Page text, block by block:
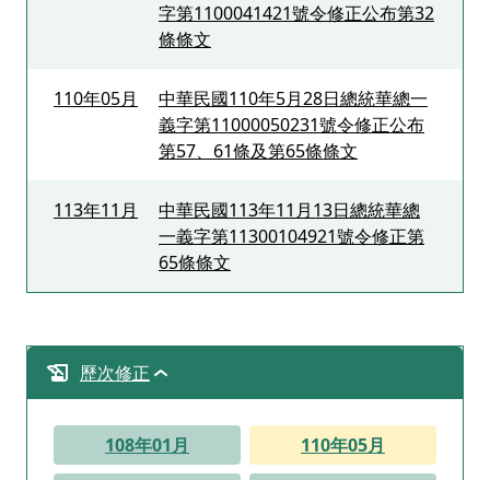
字第1100041421號令修正公布第32
條條文
110年05月
中華民國110年5月28日總統華總一
義字第11000050231號令修正公布
第57、61條及第65條條文
113年11月
中華民國113年11月13日總統華總
一義字第11300104921號令修正第
65條條文
歷次修正
108年01月
110年05月